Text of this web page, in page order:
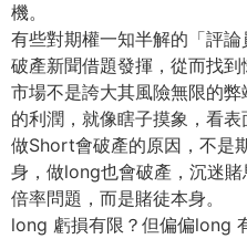
機。
有些對期權一知半解的「評
破產新聞借題發揮，從而找到
市場不是誇大其風險無限的
的利潤，就像瞎子摸象，看表
做Short會破產的原因，不是
身，做long也會破產，沉迷
倍率問題，而是賭徒本身。
long 虧損有限？但偏偏long